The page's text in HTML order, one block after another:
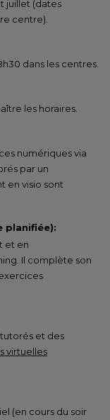
juillet (dates
centre).
dans les centres.
les horaires.
numériques via
par un
en visio sont
planifiée):
et en
Il complète son
et des
virtuelles
(en cours du soir